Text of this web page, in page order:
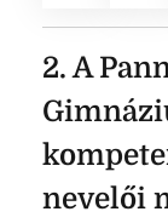
2. A
nevelői